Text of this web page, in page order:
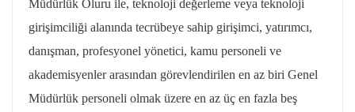
Müdürlük Oluru ile, teknoloji değerleme veya teknoloji
girişimciliği alanında tecrübeye sahip girişimci, yatırımcı,
danışman, profesyonel yönetici, kamu personeli ve
akademisyenler arasından görevlendirilen en az biri Genel
Müdürlük personeli olmak üzere en az üç en fazla beş